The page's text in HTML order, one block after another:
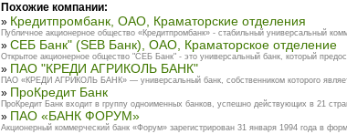
Похожие компании:
» Кредитпромбанк, ОАО, Краматорские отделения
Публичное акционерное общество «Кредитпромбанк» - стабильный универсальный
» СЕБ Банк" (SEB Банк), ОАО, Краматорское отделение
Открытое акционерное общество "СЕБ Банк" - это универсальный банк, который
» ПАО "КРЕДИ АГРИКОЛЬ БАНК"
ПАО «КРЕДИ АГРИКОЛЬ БАНК» — универсальный банк, собственником которого
» ПроКредит Банк
ПроКредит Банк входит в группу одноименных банков, успешно действующих в 21
» ПАО «БАНК ФОРУМ»
Акционерный коммерческий банк «Форум» зарегистрирован 31 января 1994 года в